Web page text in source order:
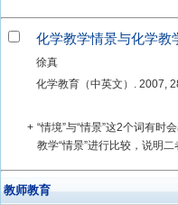
化学教学情景与化学教
徐真
化学教育（中英文）. 2007,
+ “情境”与“情景”这2个词有时
教学“情景”进行比较，说明
教师教育